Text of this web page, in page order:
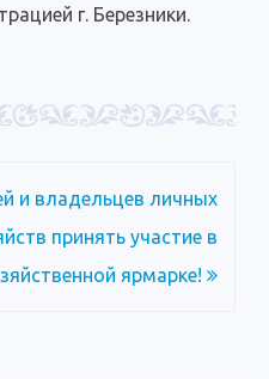
г. Березники.
и владельцев личных
принять участие в
ярмарке!